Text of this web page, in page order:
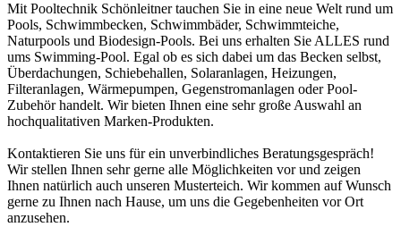
Mit Pooltechnik Schönleitner tauchen Sie in eine neue Welt rund um
Pools, Schwimmbecken, Schwimmbäder, Schwimmteiche,
Naturpools und Biodesign-Pools. Bei uns erhalten Sie ALLES rund
ums Swimming-Pool. Egal ob es sich dabei um das Becken selbst,
Überdachungen, Schiebehallen, Solaranlagen, Heizungen,
Filteranlagen, Wärmepumpen, Gegenstromanlagen oder Pool-
Zubehör handelt. Wir bieten Ihnen eine sehr große Auswahl an
hochqualitativen Marken-Produkten.
Kontaktieren Sie uns für ein unverbindliches Beratungsgespräch!
Wir stellen Ihnen sehr gerne alle Möglichkeiten vor und zeigen
Ihnen natürlich auch unseren Musterteich. Wir kommen auf Wunsch
gerne zu Ihnen nach Hause, um uns die Gegebenheiten vor Ort
anzusehen.